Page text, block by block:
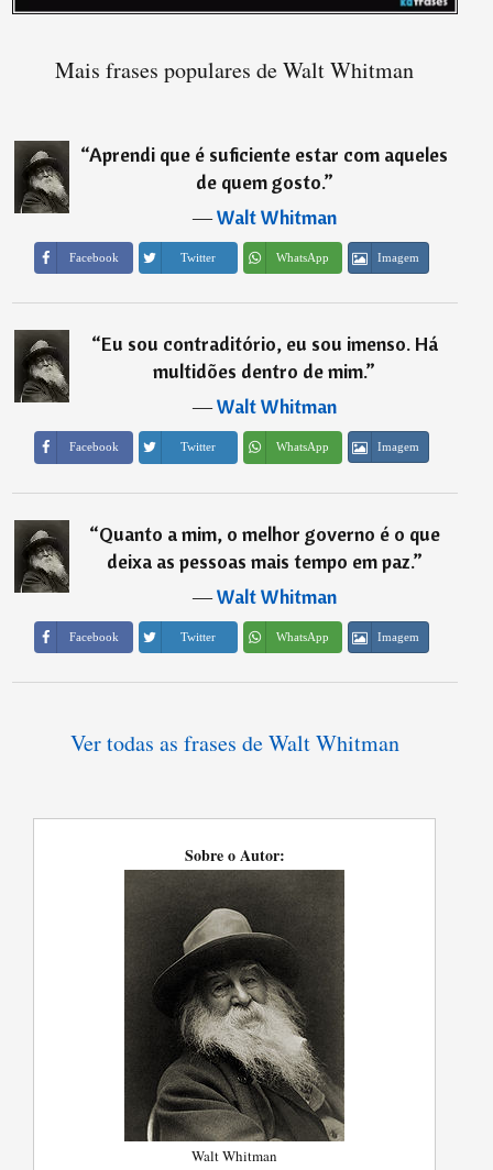
Mais frases populares de Walt Whitman
“Aprendi que é suficiente estar com aqueles
de quem gosto.”
―Walt Whitman
Facebook Twitter WhatsApp Imagem
“Eu sou contraditório, eu sou imenso. Há
multidões dentro de mim.”
―Walt Whitman
Facebook Twitter WhatsApp Imagem
“Quanto a mim, o melhor governo é o que
deixa as pessoas mais tempo em paz.”
―Walt Whitman
Facebook Twitter WhatsApp Imagem
Ver todas as frases de Walt Whitman
Sobre o Autor:
Walt Whitman